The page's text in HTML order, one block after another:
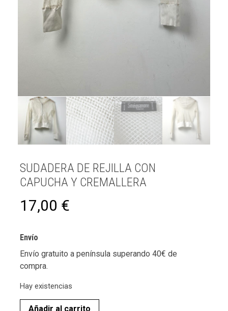
SUDADERA DE REJILLA CON
CAPUCHA Y CREMALLERA
17,00 €
Envío
Envío gratuito a península superando 40€ de
compra.
Hay existencias
Añadir al carrito